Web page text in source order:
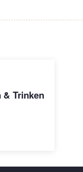
& Trinken